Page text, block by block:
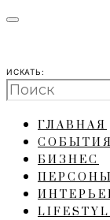
ИСКАТЬ:
ГЛАВНАЯ
СОБЫТИЯ
БИЗНЕС
ПЕРСОНЫ